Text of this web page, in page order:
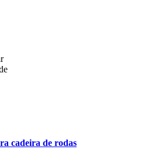
cadeira de rodas